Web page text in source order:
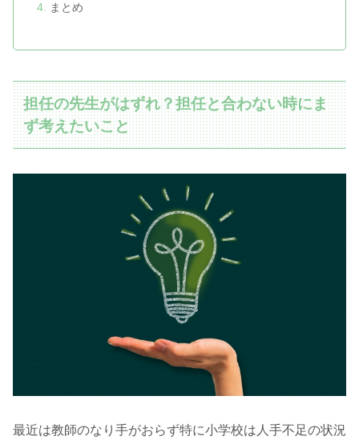
まとめ
担任の先生がはずれ？担任と合わない時にま
ず考えたいこと
最近は教師のなり手がおらず特に小学校は人手不足の状況